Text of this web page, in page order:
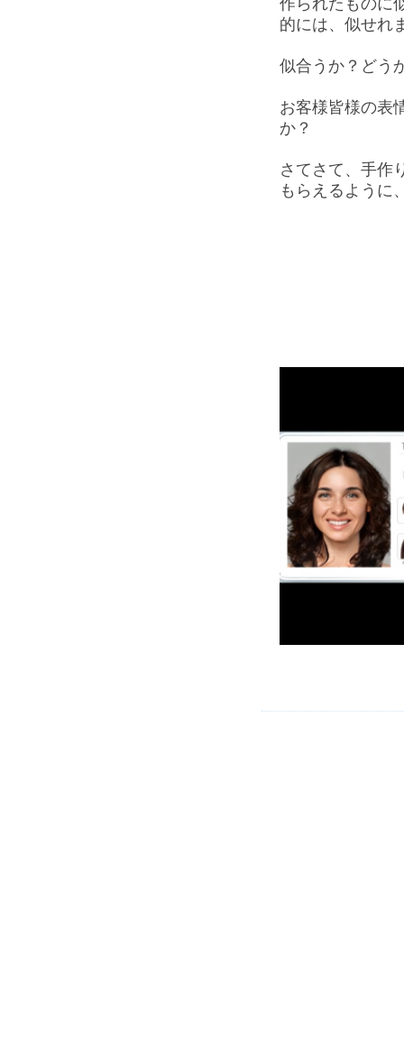
作られたものに
的には、似せれ
似合うか？どう
お客様皆様の表
か？
さてさて、手作
もらえるように